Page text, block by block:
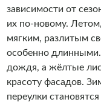
зависимости от
их по-новому.
мягким, разлитым
особенно
дождя, а жёлтые
красоту фасадов.
переулки